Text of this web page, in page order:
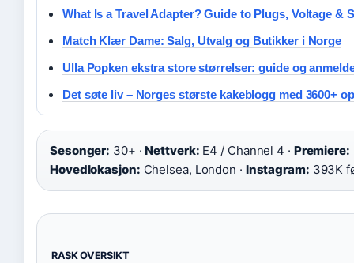
What Is a Travel Adapter? Guide to Plugs, Voltage &
Match Klær Dame: Salg, Utvalg og Butikker i Norge
Ulla Popken ekstra store størrelser: guide og
Det søte liv – Norges største kakeblogg med 3600+
Sesonger: 30+ ·Nettverk: E4 / Channel 4 · Premiere:
Hovedlokasjon: Chelsea, London · Instagram: 393K
RASK OVERSIKT